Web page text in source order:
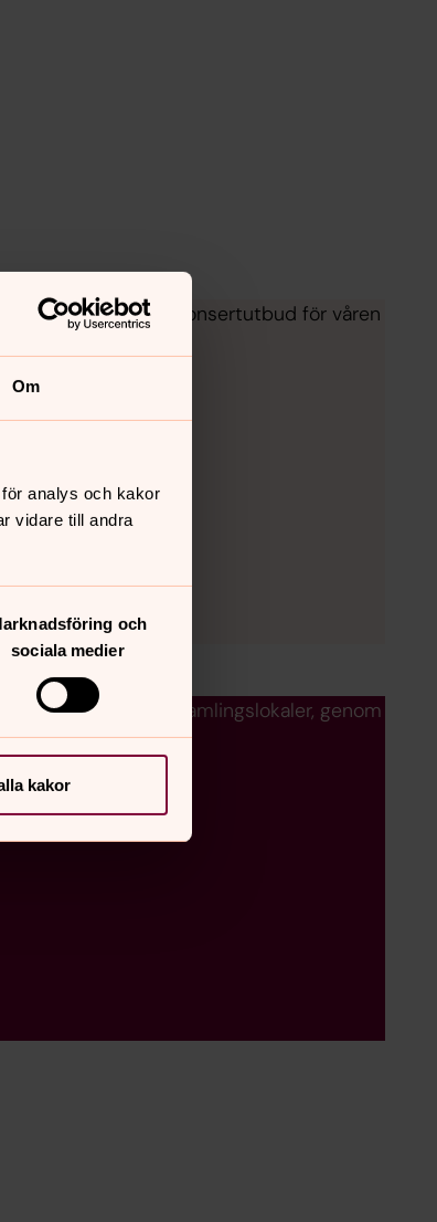
Om
analys och kakor
vidare till andra
och
sociala medier
kakor
Nedan ser ni vårt konsertutbud för våren
kyrkor och församlingslokaler, genom